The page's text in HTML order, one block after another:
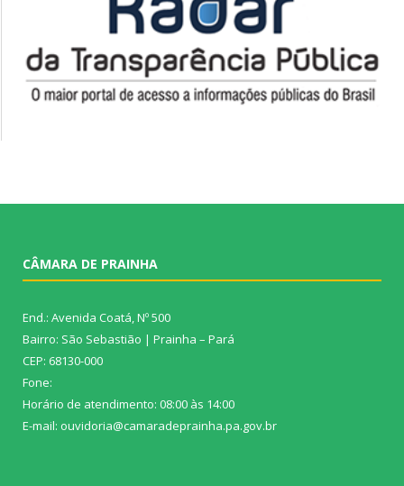
CÂMARA DE PRAINHA
End.: Avenida Coatá, Nº 500
Bairro: São Sebastião | Prainha – Pará
CEP: 68130-000
Fone:
Horário de atendimento: 08:00 às 14:00
E-mail: ouvidoria@camaradeprainha.pa.gov.br